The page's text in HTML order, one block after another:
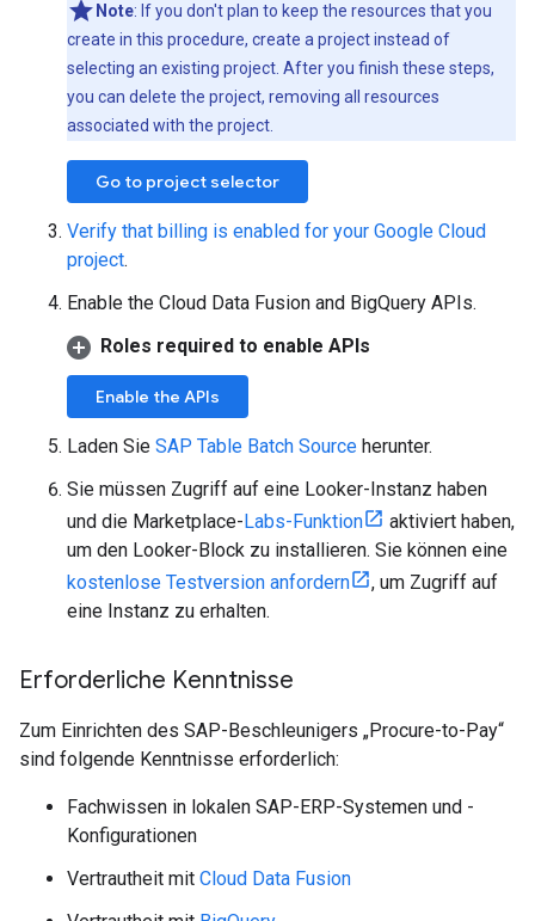
Note: If you don't plan to keep the resources that you
create in this procedure, create a project instead of
selecting an existing project. After you finish these steps,
you can delete the project, removing all resources
associated with the project.
Go to project selector
Verify that billing is enabled for your Google Cloud
project.
Enable the Cloud Data Fusion and BigQuery APIs.
Roles required to enable APIs
Enable the APIs
Laden Sie SAP Table Batch Source herunter.
Sie müssen Zugriff auf eine Looker-Instanz haben
und die Marketplace-Labs-Funktion
aktiviert haben,
um den Looker-Block zu installieren. Sie können eine
kostenlose Testversion anfordern
, um Zugriff auf
eine Instanz zu erhalten.
Erforderliche Kenntnisse
Zum Einrichten des SAP-Beschleunigers „Procure-to-Pay“
sind folgende Kenntnisse erforderlich:
Fachwissen in lokalen SAP-ERP-Systemen und -
Konfigurationen
Vertrautheit mit Cloud Data Fusion